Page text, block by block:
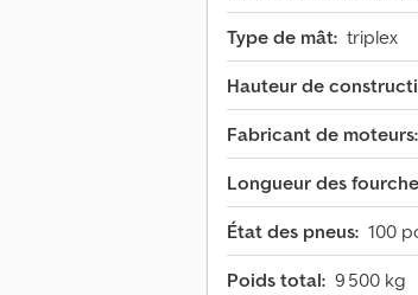
Type de mât: triplex
Hauteur de
Fabricant de moteurs:
Longueur des
État des pneus: 100
Poids total: 9 500 kg